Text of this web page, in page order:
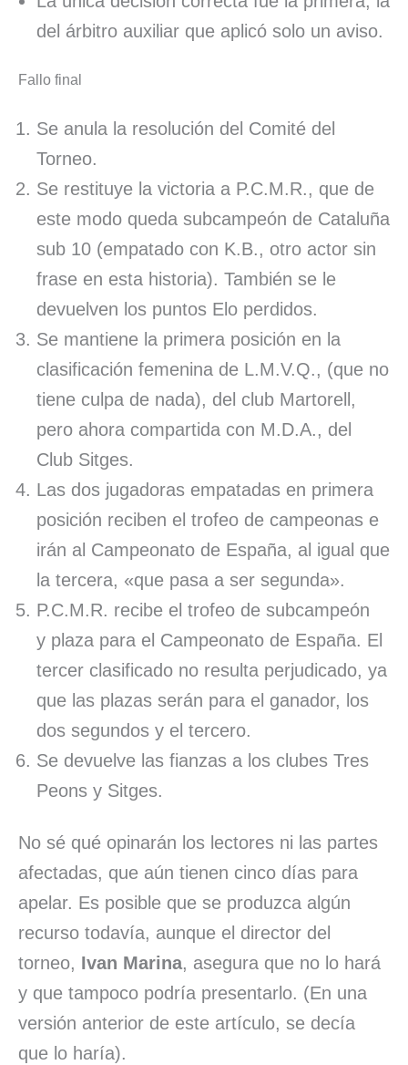
del árbitro auxiliar que aplicó solo un aviso.
Fallo final
Se anula la resolución del Comité del
Torneo.
Se restituye la victoria a P.C.M.R., que de
este modo queda subcampeón de Cataluña
sub 10 (empatado con K.B., otro actor sin
frase en esta historia). También se le
devuelven los puntos Elo perdidos.
Se mantiene la primera posición en la
clasificación femenina de L.M.V.Q., (que no
tiene culpa de nada), del club Martorell,
pero ahora compartida con M.D.A., del
Club Sitges.
Las dos jugadoras empatadas en primera
posición reciben el trofeo de campeonas e
irán al Campeonato de España, al igual que
la tercera, «que pasa a ser segunda».
P.C.M.R. recibe el trofeo de subcampeón
y plaza para el Campeonato de España. El
tercer clasificado no resulta perjudicado, ya
que las plazas serán para el ganador, los
dos segundos y el tercero.
Se devuelve las fianzas a los clubes Tres
Peons y Sitges.
No sé qué opinarán los lectores ni las partes
afectadas, que aún tienen cinco días para
apelar. Es posible que se produzca algún
recurso todavía, aunque el director del
torneo, Ivan Marina, asegura que no lo hará
y que tampoco podría presentarlo. (En una
versión anterior de este artículo, se decía
que lo haría).